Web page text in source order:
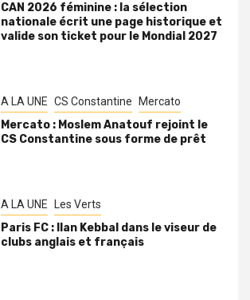
CAN 2026 féminine : la sélection
nationale écrit une page historique et
valide son ticket pour le Mondial 2027
A LA UNE CS Constantine Mercato
Mercato : Moslem Anatouf rejoint le
CS Constantine sous forme de prêt
A LA UNE Les Verts
Paris FC : Ilan Kebbal dans le viseur de
clubs anglais et français